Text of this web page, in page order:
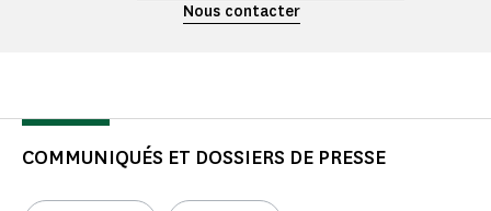
Nous contacter
COMMUNIQUÉS ET DOSSIERS DE PRESSE